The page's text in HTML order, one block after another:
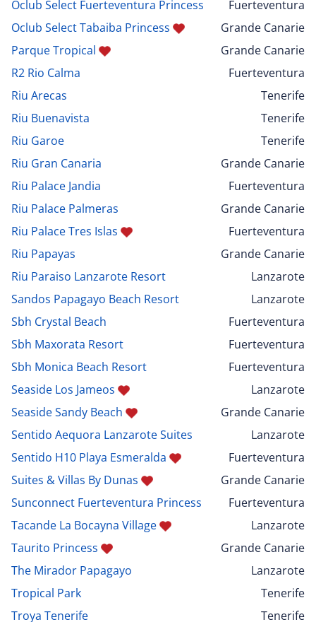
Oclub Select Fuerteventura Princess
Fuerteventura
Oclub Select Tabaiba Princess
Grande Canarie
Parque Tropical
Grande Canarie
R2 Rio Calma
Fuerteventura
Riu Arecas
Tenerife
Riu Buenavista
Tenerife
Riu Garoe
Tenerife
Riu Gran Canaria
Grande Canarie
Riu Palace Jandia
Fuerteventura
Riu Palace Palmeras
Grande Canarie
Riu Palace Tres Islas
Fuerteventura
Riu Papayas
Grande Canarie
Riu Paraiso Lanzarote Resort
Lanzarote
Sandos Papagayo Beach Resort
Lanzarote
Sbh Crystal Beach
Fuerteventura
Sbh Maxorata Resort
Fuerteventura
Sbh Monica Beach Resort
Fuerteventura
Seaside Los Jameos
Lanzarote
Seaside Sandy Beach
Grande Canarie
Sentido Aequora Lanzarote Suites
Lanzarote
Sentido H10 Playa Esmeralda
Fuerteventura
Suites & Villas By Dunas
Grande Canarie
Sunconnect Fuerteventura Princess
Fuerteventura
Tacande La Bocayna Village
Lanzarote
Taurito Princess
Grande Canarie
The Mirador Papagayo
Lanzarote
Tropical Park
Tenerife
Troya Tenerife
Tenerife